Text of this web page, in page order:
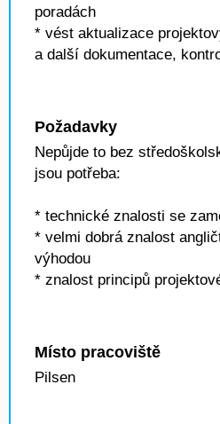
poradách
* vést aktualizace
a další dokumentace,
Požadavky
Nepůjde to bez
jsou potřeba:
* technické znalosti se
* velmi dobrá znalost
výhodou
* znalost principů
Místo pracoviště
Pilsen